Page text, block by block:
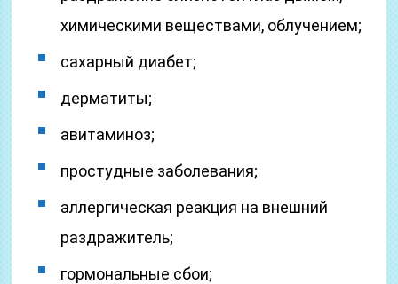
химическими веществами, облучением;
сахарный диабет;
дерматиты;
авитаминоз;
простудные заболевания;
аллергическая реакция на внешний
раздражитель;
гормональные сбои;